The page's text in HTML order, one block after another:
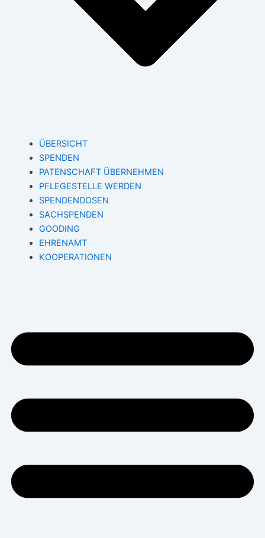
ÜBERSICHT
SPENDEN
PATENSCHAFT ÜBERNEHMEN
PFLEGESTELLE WERDEN
SPENDENDOSEN
SACHSPENDEN
GOODING
EHRENAMT
KOOPERATIONEN